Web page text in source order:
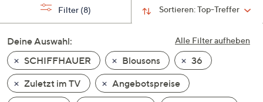
und
nach
unten
oder
wischen
Sie
Sortieren:Top-Treffer
Filter (8)
Alle Filter aufheben
Deine Auswahl:
SCHIFFHAUER
Blousons
36
Zuletzt im TV
Angebotspreise